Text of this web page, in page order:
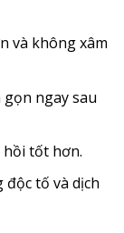
và không xâm
gọn ngay sau
hồi tốt hơn.
tố và dịch